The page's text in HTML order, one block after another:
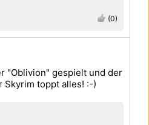
(0)
"Oblivion" gespielt und der
Skyrim toppt alles! :-)